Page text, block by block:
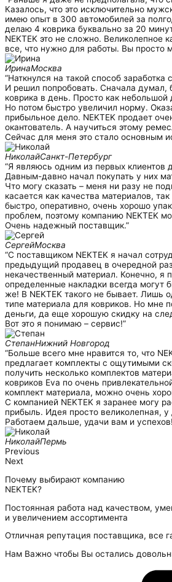
Казалось, что это исключительно
имею опыт в 300 автомобилей за
делаю 4 коврика буквально за 20
NEKTEK это не сложно. Великолепное
все, что нужно для работы. Вы просто
ИринаМосква
“Наткнулся на такой способ
И решил попробовать. Сначала думал,
коврика в день. Просто как небольшой
Но потом быстро увеличил норму.
прибыльное дело. NEKTEK продает
окантователь. А научиться этому
Сейчас для меня это стало основным
НиколайСанкт-Петербург
“Я являюсь одним из первых клиентов
Давным-давно начал покупать у них
Что могу сказать – меня ни разу не
касается как качества материалов,
быстро, оперативно, очень хорошо
проблем, поэтому компанию NEKTEK
Очень надежный поставщик.”
СергейМосква
“С поставщиком NEKTEK я начал
предыдущий продавец в очередной
некачественный материал. Конечно, я
определенные накладки всегда могут
же! В NEKTEK такого не бывает. Лишь
типе материала для ковриков. Но мне
деньги, да еще хорошую скидку на
Вот это я понимаю – сервис!”
СтепанНижний Новгород
“Больше всего мне нравится то, что
предлагает комплекты с ощутимыми
получить несколько комплектов
ковриков Eva по очень
комплект материала, можно очень
С компанией NEKTEK я заранее могу
прибыль. Идея просто великолепная, у
Работаем дальше, удачи вам и
НиколайПермь
Previous
Next
Почему выбирают компанию
NEKTEK?
Постоянная работа над качеством,
и увеличением ассортимента
Отличная репутация поставщика, все
Нам Важно чтобы Вы остались